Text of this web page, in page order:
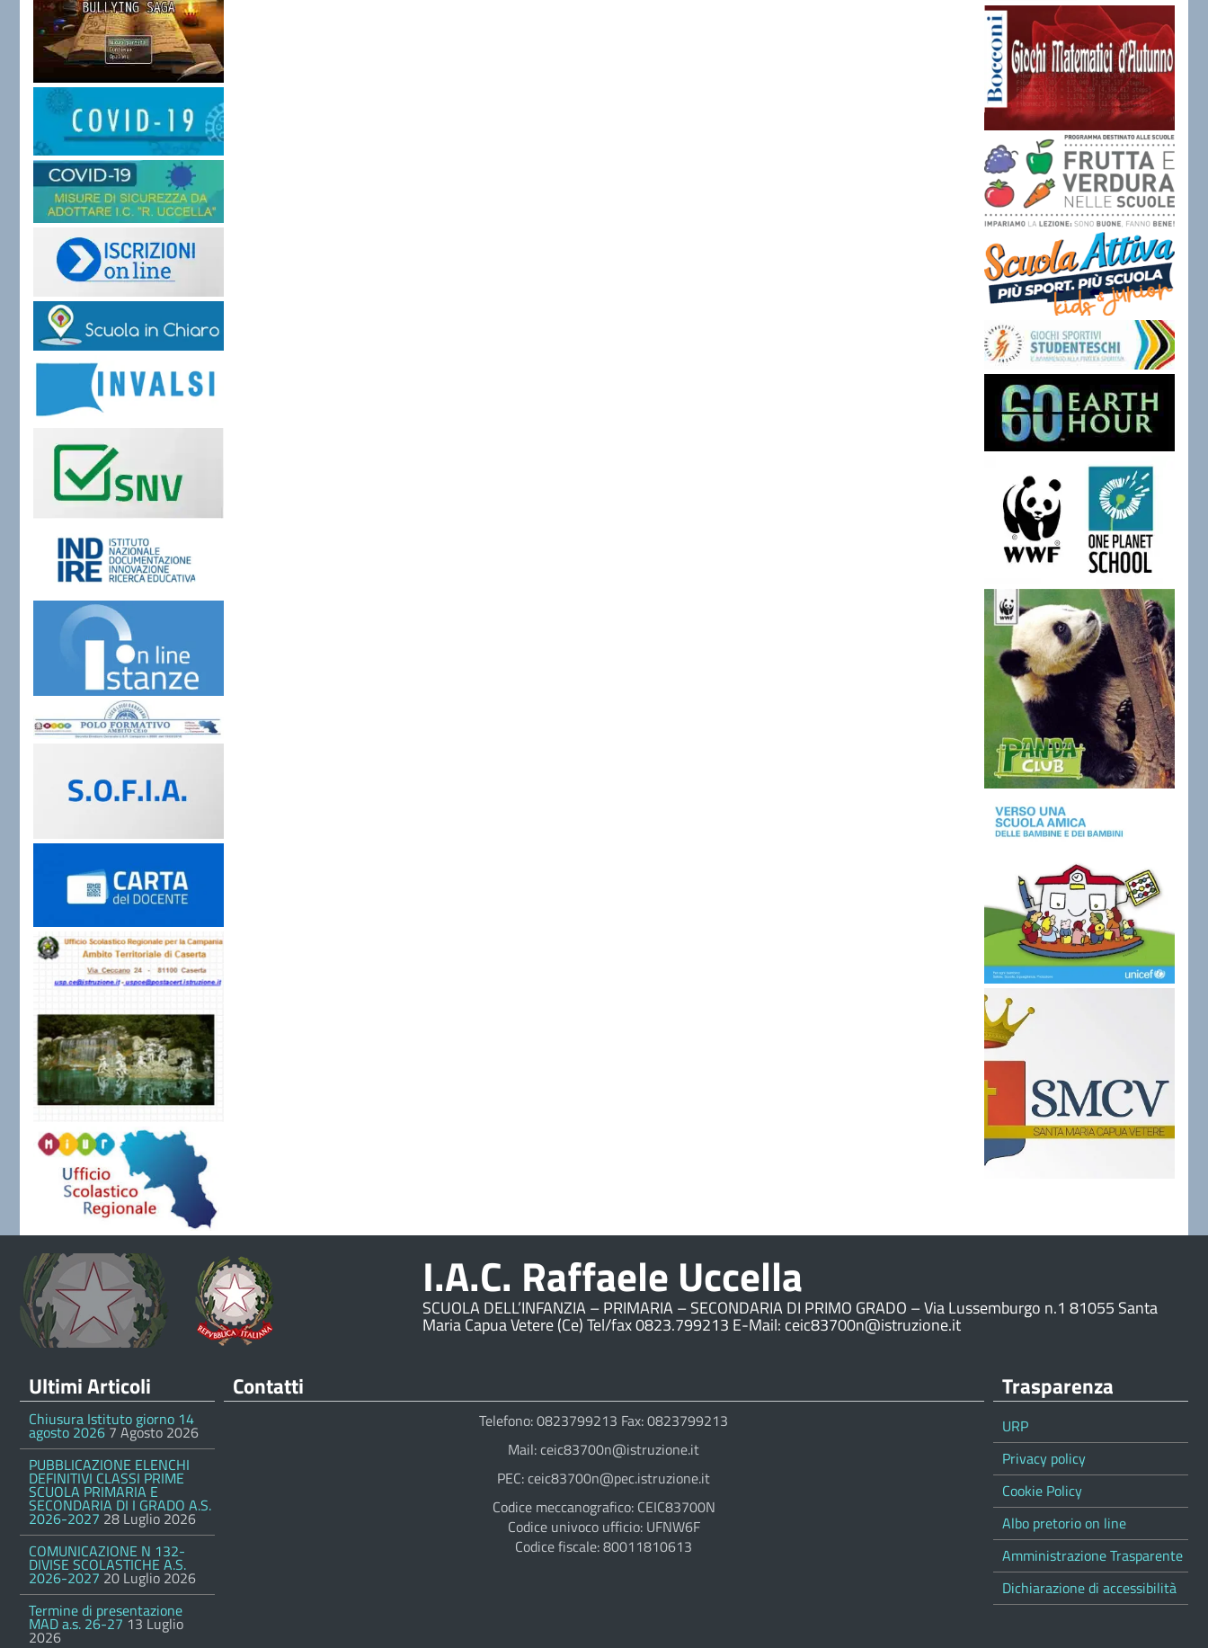
I.A.C. Raffaele Uccella
SCUOLA DELL’INFANZIA – PRIMARIA – SECONDARIA DI PRIMO GRADO – Via Lussemburgo n.1 81055 Santa
Maria Capua Vetere (Ce) Tel/fax 0823.799213 E-Mail: ceic83700n@istruzione.it
Ultimi Articoli
Chiusura Istituto giorno 14
agosto 2026 7 Agosto 2026
PUBBLICAZIONE ELENCHI
DEFINITIVI CLASSI PRIME
SCUOLA PRIMARIA E
SECONDARIA DI I GRADO A.S.
2026-2027 28 Luglio 2026
COMUNICAZIONE N 132-
DIVISE SCOLASTICHE A.S.
2026-2027 20 Luglio 2026
Termine di presentazione
MAD a.s. 26-27 13 Luglio
2026
Contatti
Telefono: 0823799213 Fax: 0823799213
Mail: ceic83700n@istruzione.it
PEC: ceic83700n@pec.istruzione.it
Codice meccanografico: CEIC83700N
Codice univoco ufficio: UFNW6F
Codice fiscale: 80011810613
Trasparenza
URP
Privacy policy
Cookie Policy
Albo pretorio on line
Amministrazione Trasparente
Dichiarazione di accessibilità